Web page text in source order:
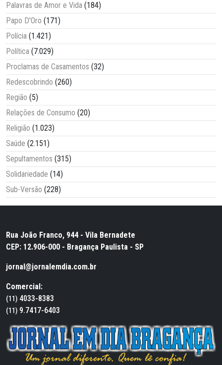
Palavras de Amor e Vida (184)
Papo D'Oro (171)
Polícia (1.421)
Política (7.029)
Proclamas de Casamentos (32)
Redescobrindo (260)
Região (5)
Relações de Consumo (20)
Religião (1.023)
Saúde (2.151)
Sepultamentos (315)
Solidariedade (14)
Sub-Versão (228)
Rua João Franco, 944 - Vila Bernadete
CEP: 12.906-000 - Bragança Paulista - SP
jornal@jornalemdia.com.br
Comercial:
(11) 4033-8383
(11) 9.7417-6403